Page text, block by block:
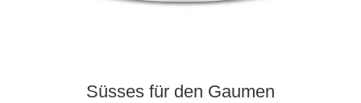
Süsses für den Gaumen